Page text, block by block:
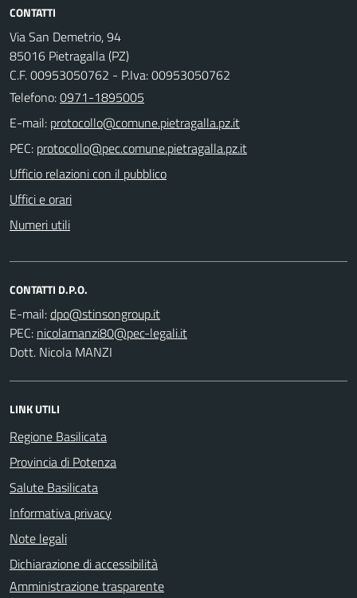
CONTATTI
Via San Demetrio, 94
85016 Pietragalla (PZ)
C.F. 00953050762 - P.Iva: 00953050762
Telefono:0971-1895005
E-mail:
PEC:
Ufficio relazioni con il pubblico
Uffici e orari
Numeri utili
CONTATTI D.P.O.
E-mail:
PEC:
Dott. Nicola MANZI
LINK UTILI
Regione Basilicata
Provincia di Potenza
Salute Basilicata
Informativa privacy
Note legali
Dichiarazione di accessibilità
Amministrazione trasparente